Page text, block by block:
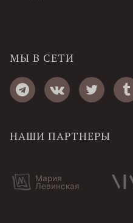
МЫ В СЕТИ
НАШИ ПАРТНЕРЫ
Мария
Левинская